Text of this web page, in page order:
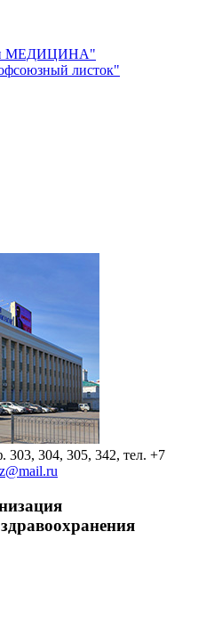
МЕДИЦИНА"
листок"
304, 305, 342, тел. +7